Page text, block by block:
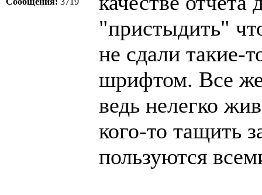
"пристыдить"
не сдали такие-
шрифтом. Все
ведь нелегко
кого-то тащить
пользуются